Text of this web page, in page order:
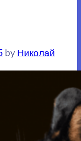
by Николай